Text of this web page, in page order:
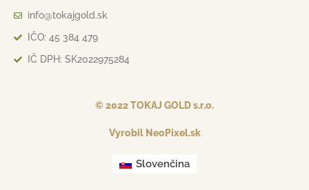
info@tokajgold.sk
IČO: 45 384 479
IČ DPH: SK2022975284
© 2022 TOKAJ GOLD s.r.o.
Vyrobil NeoPixel.sk
Slovenčina